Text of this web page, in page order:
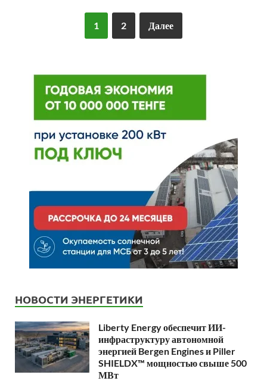
1 2 Далее
НОВОСТИ ЭНЕРГЕТИКИ
Liberty Energy обеспечит ИИ-
инфраструктуру автономной
энергией Bergen Engines и Piller
SHIELDX™ мощностью свыше 500
МВт